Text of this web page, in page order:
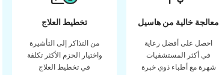
تخطيط العلاج
من التذاكر إلى التأشيرة
واختيار الحزم الأكثر تكلفة
في تخطيط العلاج
معالجة خالية من هاسيل
احصل على أفضل رعاية
في أكثر المستشفيات
شهرة مع أطباء ذوي خبرة